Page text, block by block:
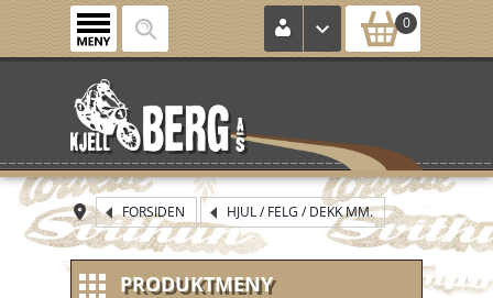
0
FORSIDEN HJUL / FELG / DEKK MM.
PRODUKTMENY